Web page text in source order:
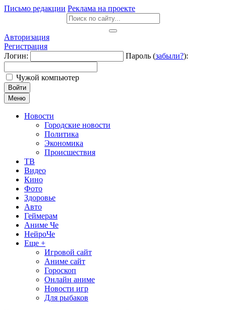
Письмо редакции Реклама на проекте
Авторизация
Регистрация
Логин:
Пароль (забыли?):
Чужой компьютер
Войти
Меню
Новости
Городские новости
Политика
Экономика
Происшествия
ТВ
Видео
Кино
Фото
Здоровье
Авто
Геймерам
Аниме Че
НейроЧе
Еще +
Игровой сайт
Аниме сайт
Гороскоп
Онлайн аниме
Новости игр
Для рыбаков